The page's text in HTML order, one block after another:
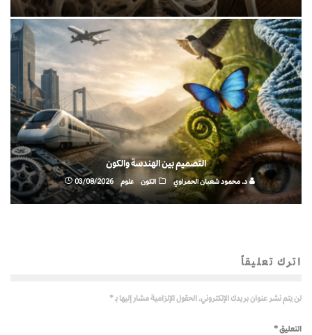
التصميم بين الهندسة والكون
د. محمود شعبان الحمراوي الكون علوم 03/08/2026
اترك تعليقاً
لن يتم نشر عنوان بريدك الإلكتروني. الحقول الإلزامية مشار إليها بـ*
التعليق*